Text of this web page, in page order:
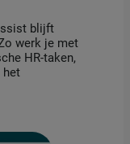
blijft
werk je met
HR-taken,
het